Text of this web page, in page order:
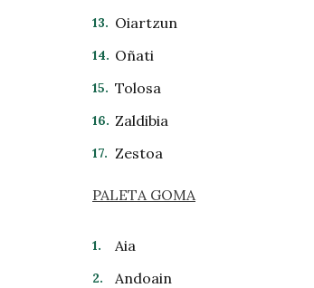
Oiartzun
Oñati
Tolosa
Zaldibia
Zestoa
PALETA GOMA
Aia
Andoain